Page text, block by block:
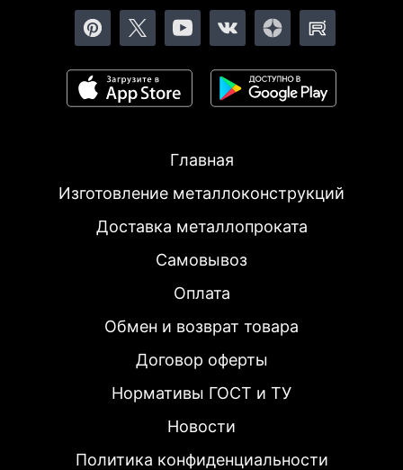
Главная
Изготовление металлоконструкций
Доставка металлопроката
Самовывоз
Оплата
Обмен и возврат товара
Договор оферты
Нормативы ГОСТ и ТУ
Новости
Политика конфиденциальности